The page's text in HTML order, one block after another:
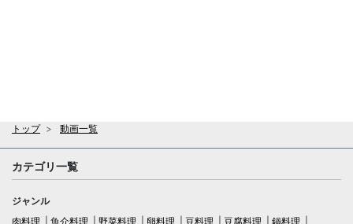
トップ 動画一覧
カテゴリ一覧
ジャンル
肉料理
魚介料理 野菜料理 卵料理 豆料理 豆腐料理
鍋料理